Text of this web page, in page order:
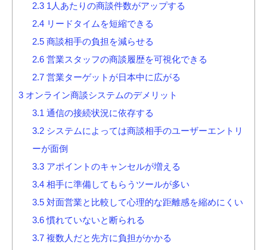
2.31人あたりの商談件数がアップする
2.4リードタイムを短縮できる
2.5商談相手の負担を減らせる
2.6営業スタッフの商談履歴を可視化できる
2.7営業ターゲットが日本中に広がる
3 オンライン商談システムのデメリット
3.1 通信の接続状況に依存する
3.2システムによっては商談相手のユーザーエントリ
ーが面倒
3.3アポイントのキャンセルが増える
3.4相手に準備してもらうツールが多い
3.5対面営業と比較して心理的な距離感を縮めにくい
3.6慣れていないと断られる
3.7複数人だと先方に負担がかかる